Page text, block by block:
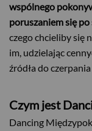
wspólnego
poruszaniem się po
czego chcieliby się
im, udzielając
źródła do
Czym jest
Dancing